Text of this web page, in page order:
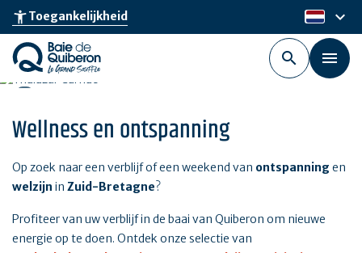
Skip
main
content
accessibility_newToegankelijkheid nl
keyboard_arrow_down
Wellness en ontspanning
Op zoek naar een verblijf of een weekend van ontspanning en
welzijn in Zuid-Bretagne?
Profiteer van uw verblijf in de baai van Quiberon om nieuwe
energie op te doen. Ontdek onze selectie van